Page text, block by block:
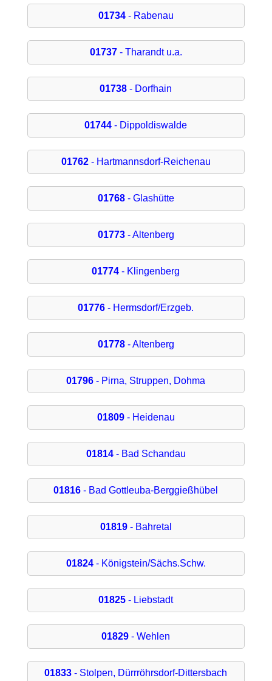
01734- Rabenau
01737- Tharandt u.a.
01738 - Dorfhain
01744 - Dippoldiswalde
01762- Hartmannsdorf-Reichenau
01768- Glashütte
01773- Altenberg
01774 - Klingenberg
01776 - Hermsdorf/Erzgeb.
01778- Altenberg
01796 - Pirna, Struppen, Dohma
01809- Heidenau
01814- Bad Schandau
01816 - Bad Gottleuba-Berggießhübel
01819- Bahretal
01824- Königstein/Sächs.Schw.
01825 - Liebstadt
01829 - Wehlen
01833 - Stolpen, Dürrröhrsdorf-Dittersbach